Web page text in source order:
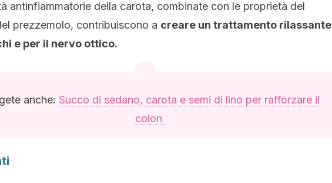
antinfiammatorie della carota, combinate con le proprietà del
prezzemolo, contribuiscono a creare un trattamento rilassante
e per il nervo ottico.
anche: Succo di sedano, carota e semi di lino per rafforzare il
colon